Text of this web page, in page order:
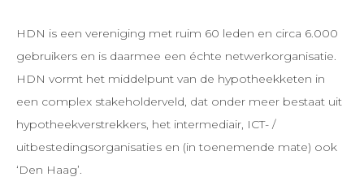
HDN is een vereniging met ruim 60 leden en circa 6.000
gebruikers en is daarmee een échte netwerkorganisatie.
HDN vormt het middelpunt van de hypotheekketen in
een complex stakeholderveld, dat onder meer bestaat uit
hypotheekverstrekkers, het intermediair, ICT- /
uitbestedingsorganisaties en (in toenemende mate) ook
‘Den Haag’.